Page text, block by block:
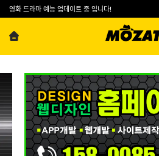
영화 드라마 예능 업데이트 중 입니다!